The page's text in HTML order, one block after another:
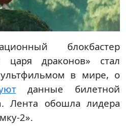
блокбастер
царя драконов» стал
в мире, о
данные билетной
Лента обошла лидера
2».